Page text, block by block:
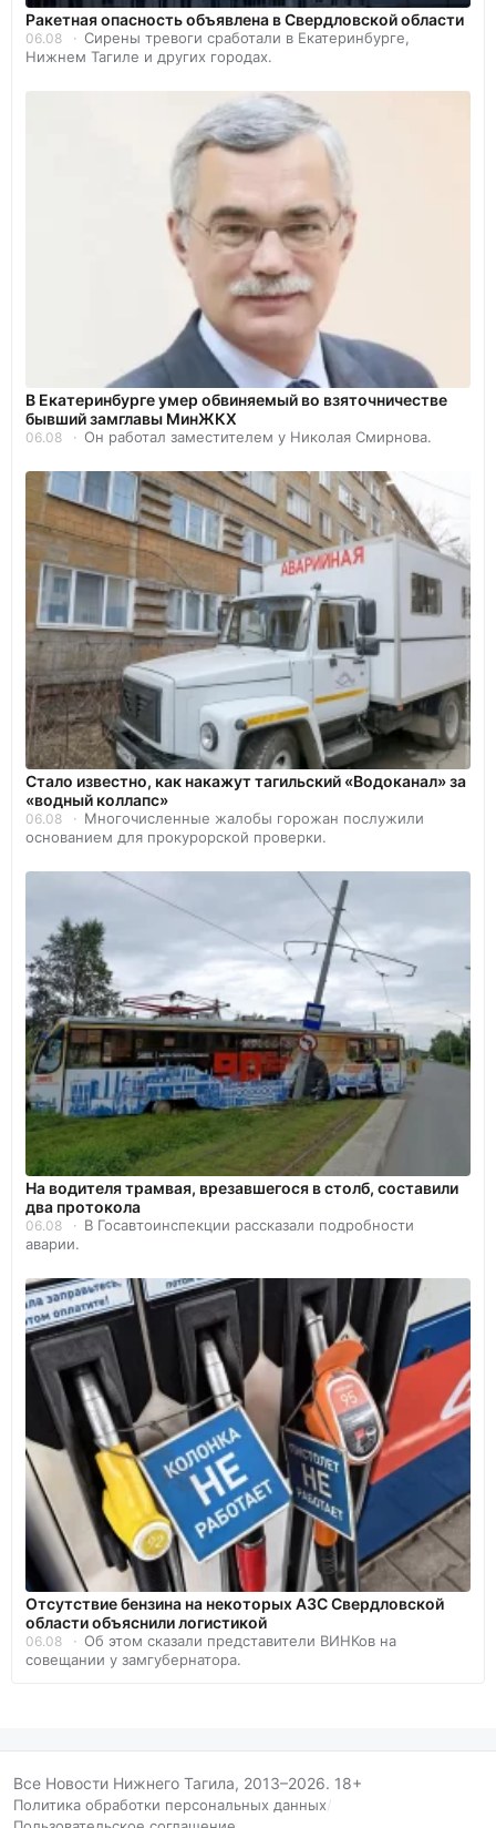
️Ракетная опасность объявлена в Свердловской области
06.08
Сирены тревоги сработали в Екатеринбурге,
Нижнем Тагиле и других городах.
В Екатеринбурге умер обвиняемый во взяточничестве
бывший замглавы МинЖКХ
06.08 Он работал заместителем у Николая Смирнова.
Стало известно, как накажут тагильский «Водоканал» за
«водный коллапс»
06.08
Многочисленные жалобы горожан послужили
основанием для прокурорской проверки.
На водителя трамвая, врезавшегося в столб, составили
два протокола
06.08
В Госавтоинспекции рассказали подробности
аварии.
Отсутствие бензина на некоторых АЗС Свердловской
области объяснили логистикой
06.08
Об этом сказали представители ВИНКов на
совещании у замгубернатора.
Все Новости Нижнего Тагила, 2013–2026. 18+
Политика обработки персональных данных/